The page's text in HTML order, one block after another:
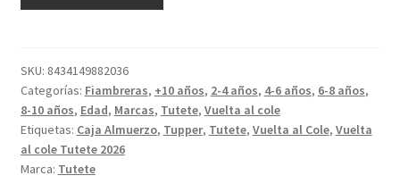
in
Space
cantidad
SKU: 8434149882036
Categorías: Fiambreras, +10 años, 2-4 años, 4-6 años, 6-8 años,
8-10 años, Edad, Marcas, Tutete, Vuelta al cole
Etiquetas: Caja Almuerzo, Tupper, Tutete, Vuelta al Cole, Vuelta
al cole Tutete 2026
Marca: Tutete